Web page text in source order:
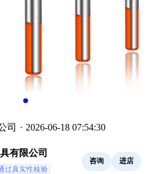
司 · 2026-06-18 07:54:30
有限公司
过真实性核验
咨询 进店